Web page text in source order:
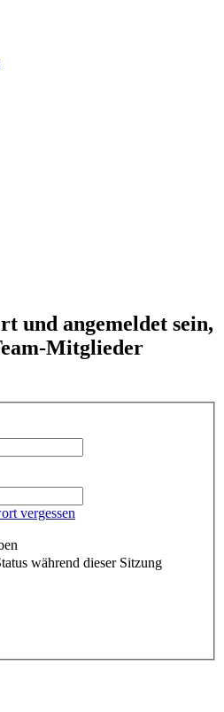
und angemeldet sein,
Mitglieder
vergessen
während dieser Sitzung